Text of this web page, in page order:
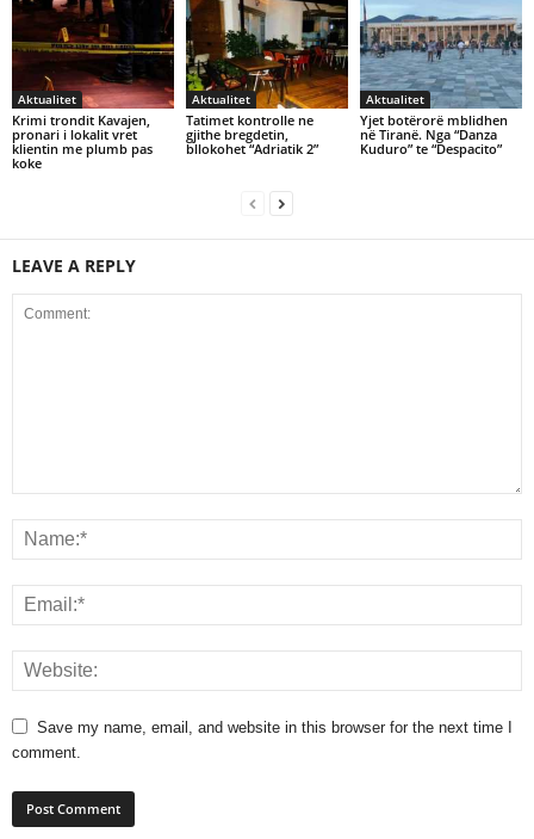
Aktualitet
Krimi trondit Kavajen,
pronari i lokalit vret
klientin me plumb pas
koke
Aktualitet
Tatimet kontrolle ne
gjithe bregdetin,
bllokohet “Adriatik 2”
Aktualitet
Yjet botërorë mblidhen
në Tiranë. Nga “Danza
Kuduro” te “Despacito”
LEAVE A REPLY
Save my name, email, and website in this browser for the next time I
comment.